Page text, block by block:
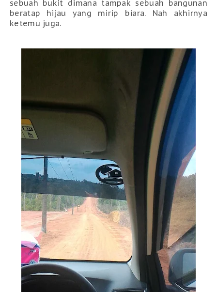
sebuah bukit dimana tampak sebuah bangunan
beratap hijau yang mirip biara. Nah akhirnya
ketemu juga.